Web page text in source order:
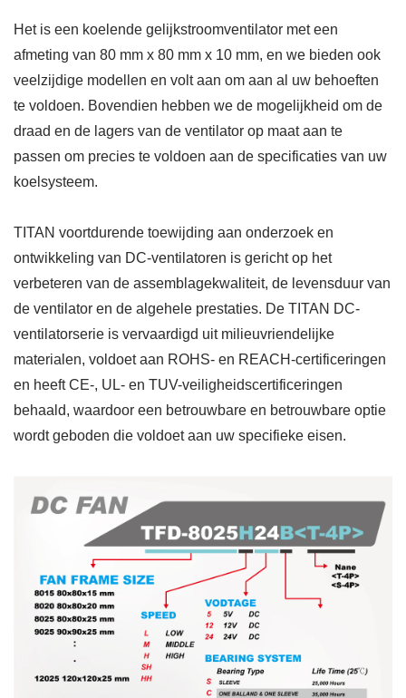
Het is een koelende gelijkstroomventilator met een
afmeting van 80 mm x 80 mm x 10 mm, en we bieden ook
veelzijdige modellen en volt aan om aan al uw behoeften
te voldoen. Bovendien hebben we de mogelijkheid om de
draad en de lagers van de ventilator op maat aan te
passen om precies te voldoen aan de specificaties van uw
koelsysteem.
TITAN voortdurende toewijding aan onderzoek en
ontwikkeling van DC-ventilatoren is gericht op het
verbeteren van de assemblagekwaliteit, de levensduur van
de ventilator en de algehele prestaties. De TITAN DC-
ventilatorserie is vervaardigd uit milieuvriendelijke
materialen, voldoet aan ROHS- en REACH-certificeringen
en heeft CE-, UL- en TUV-veiligheidscertificeringen
behaald, waardoor een betrouwbare en betrouwbare optie
wordt geboden die voldoet aan uw specifieke eisen.